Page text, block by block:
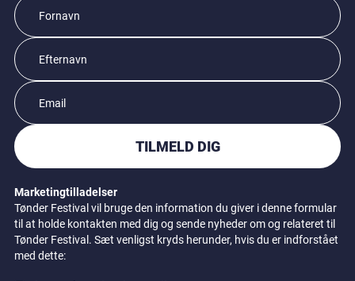
TILMELD DIG
Marketingtilladelser
Tønder Festival vil bruge den information du giver i denne formular
til at holde kontakten med dig og sende nyheder om og relateret til
Tønder Festival. Sæt venligst kryds herunder, hvis du er indforstået
med dette: